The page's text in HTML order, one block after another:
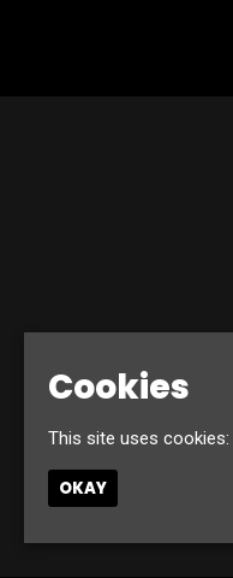
Cookies
This site uses cookies:
OKAY